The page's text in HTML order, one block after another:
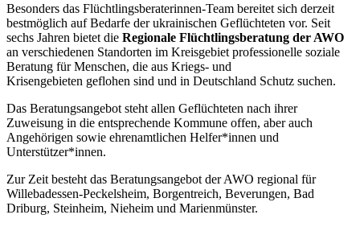
Besonders das Flüchtlingsberaterinnen-Team bereitet sich derzeit
bestmöglich auf Bedarfe der ukrainischen Geflüchteten vor. Seit
sechs Jahren bietet die Regionale Flüchtlingsbera­tung der AWO
an verschiedenen Standorten im Kreisgebiet professionelle soziale
Be­ratung für Menschen, die aus Kriegs- und
Krisengebieten geflohen sind und in Deutschland Schutz suchen.
Das Beratungsangebot steht allen Geflüchteten nach ihrer
Zuweisung in die entsprechende Kommune offen, aber auch
Angehörigen sowie ehrenamtlichen Helfer*innen und
Unterstützer*innen.
Zur Zeit besteht das Beratungsangebot der AWO regional für
Willebadessen-Peckelsheim, Borgentreich, Beverungen, Bad
Driburg, Steinheim, Nieheim und Marienmünster.